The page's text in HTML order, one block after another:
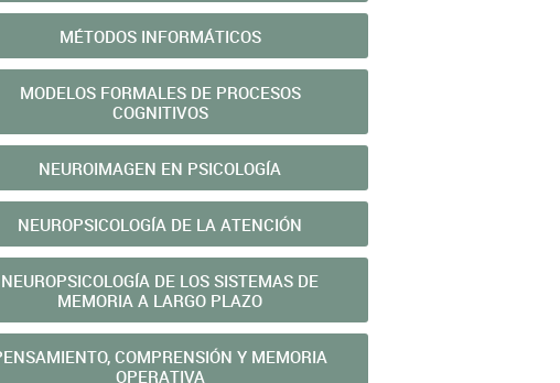
MÉTODOS INFORMÁTICOS
MODELOS FORMALES DE PROCESOS
COGNITIVOS
NEUROIMAGEN EN PSICOLOGÍA
NEUROPSICOLOGÍA DE LA ATENCIÓN
NEUROPSICOLOGÍA DE LOS SISTEMAS DE
MEMORIA A LARGO PLAZO
COMPRENSIÓN Y MEMORIA
OPERATIVA